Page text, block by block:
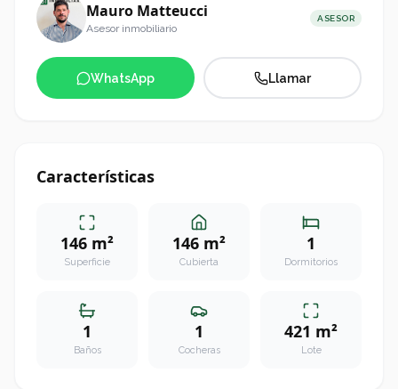
Mauro Matteucci
Asesor inmobiliario
ASESOR
WhatsApp Llamar
Características
146 m²
Superficie
146 m²
Cubierta
1
Dormitorios
1
Baños
1
Cocheras
421 m²
Lote